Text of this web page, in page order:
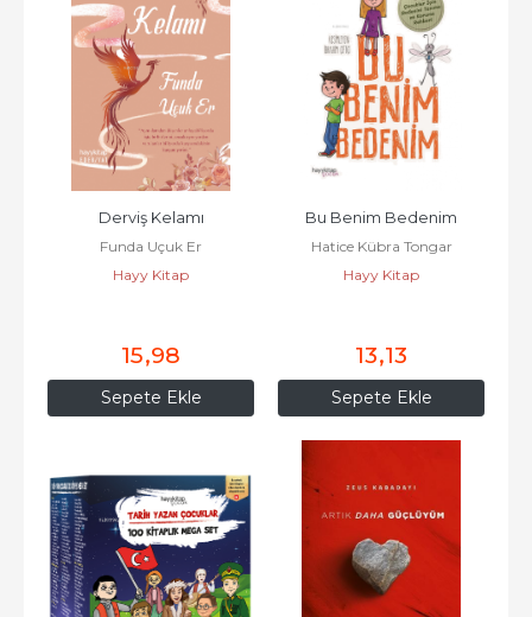
Sepete Ekle
Derviş Kelamı
Funda Uçuk Er
Hayy Kitap
15,98
Sepete Ekle
Bu Benim Bedenim
Hatice Kübra Tongar
Hayy Kitap
13,13